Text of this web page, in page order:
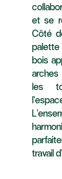
et se
Côté
palette
bois
arches
les
travail